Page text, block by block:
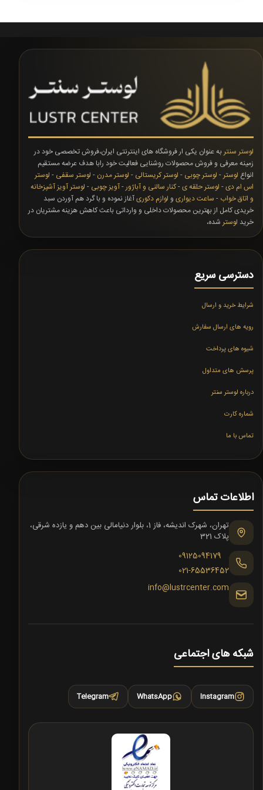
لوستر سنتر به عنوان یکی ار فروشگاه های اینترنتی ایران،فروش تخصصی خود در
زمینه معرفی و فروش محصولات روشنایی فعالیت خود رابا هدف عرضه مستقیم
انواع لوستر - لوستر چوبی - لوستر کریستالی - لوستر مدرن - لوستر سقفی - لوستر
اس ام دی- لوستر حلقه ی-کنار سالنی و آباژور-آویز چوبی - لوستر آویز آشپزخانه
و اتاق خواب - ساعت دیواری و لوازم دکوریآغاز نموده و با گرد هم آوردن سبد
خریدی کامل از بهترین محصولات داخلی و وارداتی باعث کاهش هزینه مشتریان در
خرید لوستر شده،
دسترسی سریع
شرایط خرید و ارسال
رویه های ارسال سفارش
شیوه های پرداخت
پرسش های متداول
درباره لوستر سنتر
شماره کارت
تماس با ما
اطلاعات تماس
تهران، شهرک اندیشه، فاز 1، بلوار دنیامالی بین دهم و یازده شرقی،
پلاک 321
09125094179
021-65536452
info@lustrcenter.com
شبکه های اجتماعی
Instagram
WhatsApp
Telegram